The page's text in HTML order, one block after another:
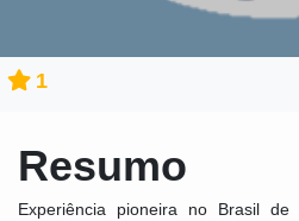
1
Resumo
Experiência pioneira no Brasil de